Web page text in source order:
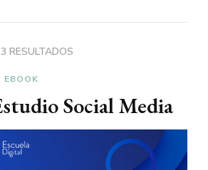
RESULTADOS
EBOOK
Social Media